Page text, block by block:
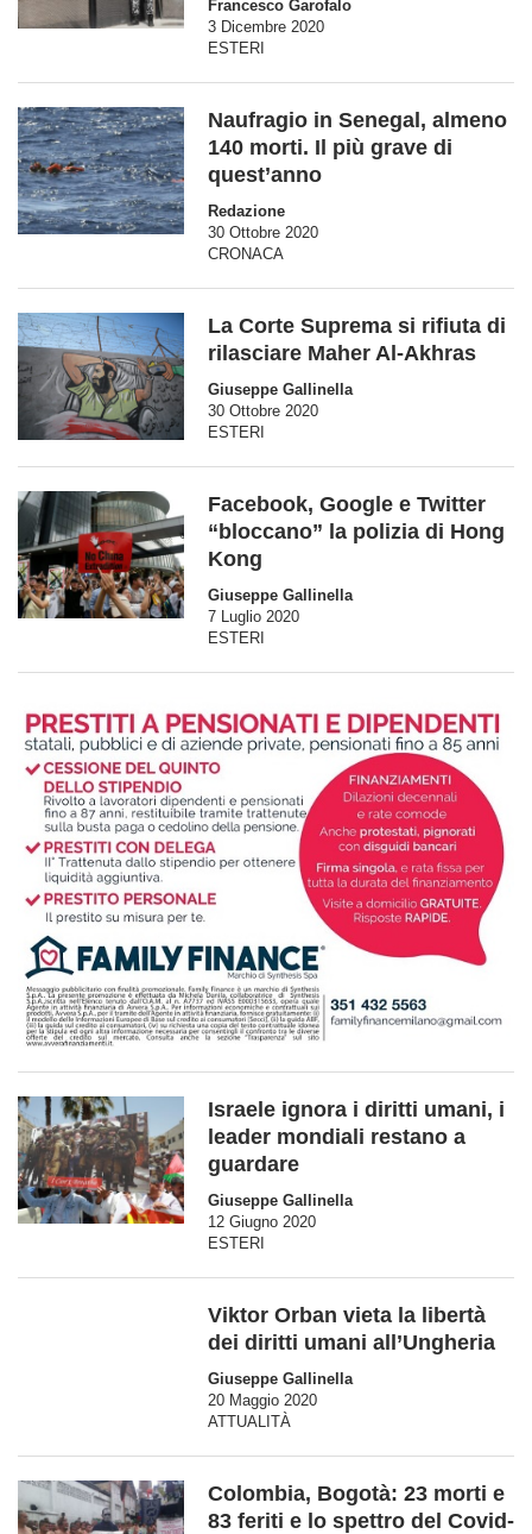
Francesco Garofalo
3 Dicembre 2020
ESTERI
Naufragio in Senegal, almeno
140 morti. Il più grave di
quest’anno
Redazione
30 Ottobre 2020
CRONACA
La Corte Suprema si rifiuta di
rilasciare Maher Al-Akhras
Giuseppe Gallinella
30 Ottobre 2020
ESTERI
Facebook, Google e Twitter
“bloccano” la polizia di Hong
Kong
Giuseppe Gallinella
7 Luglio 2020
ESTERI
Israele ignora i diritti umani, i
leader mondiali restano a
guardare
Giuseppe Gallinella
12 Giugno 2020
ESTERI
Viktor Orban vieta la libertà
dei diritti umani all’Ungheria
Giuseppe Gallinella
20 Maggio 2020
ATTUALITÀ
Colombia, Bogotà: 23 morti e
83 feriti e lo spettro del Covid-